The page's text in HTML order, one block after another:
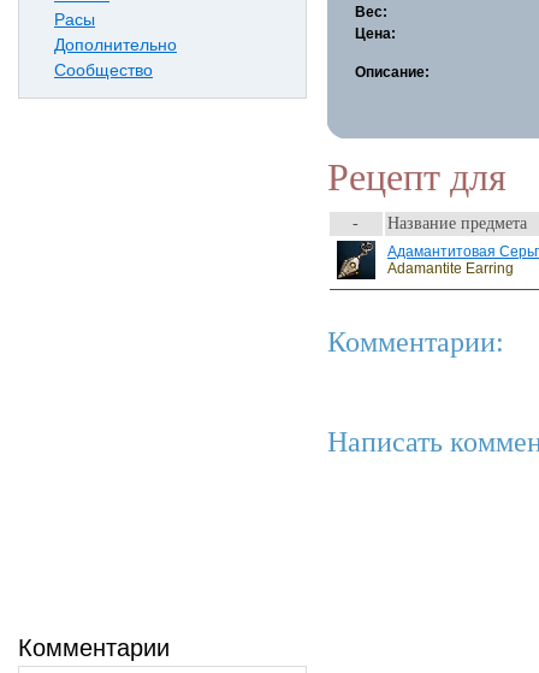
Расы
Дополнительно
Сообщество
Комментарии
Вес:
Цена:
Описание:
Рецепт для
- Название предмета
Адамантитовая
Adamantite Earring
Комментарии:
Написать